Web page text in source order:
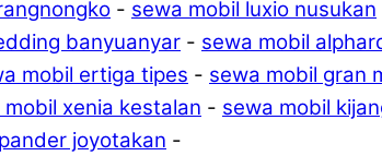
- sewa mobil luxio nusukan
banyuanyar - sewa mobil
mobil ertiga tipes - sewa mobil gran
xenia kestalan - sewa mobil
joyotakan -